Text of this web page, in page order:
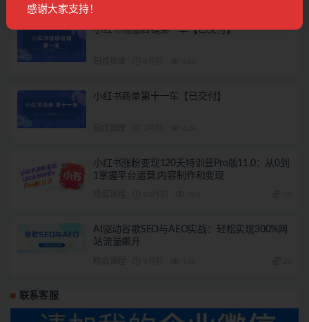
小红书情感店铺第一车【已交付】
小红书商单第十一车【已交付】
小红书涨粉变现120天特训营Pro版11.0：从0到
1掌握平台运营,内容制作和变现
AI驱动谷歌SEO与AEO实战：轻松实现300%网
站流量飙升
联系客服
感谢大家支持！